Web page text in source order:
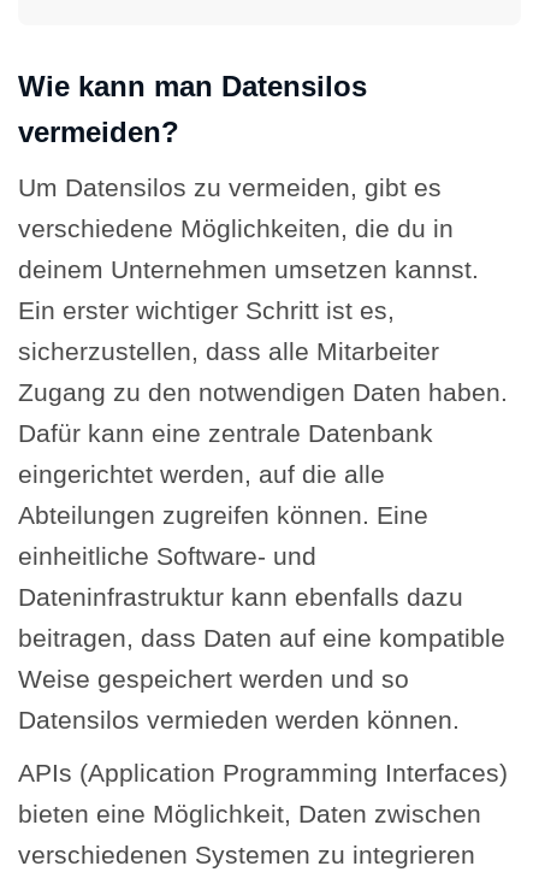
Wie kann man Datensilos
vermeiden?
Um Datensilos zu vermeiden, gibt es
verschiedene Möglichkeiten, die du in
deinem Unternehmen umsetzen kannst.
Ein erster wichtiger Schritt ist es,
sicherzustellen, dass alle Mitarbeiter
Zugang zu den notwendigen Daten haben.
Dafür kann eine zentrale Datenbank
eingerichtet werden, auf die alle
Abteilungen zugreifen können. Eine
einheitliche Software- und
Dateninfrastruktur kann ebenfalls dazu
beitragen, dass Daten auf eine kompatible
Weise gespeichert werden und so
Datensilos vermieden werden können.
APIs (Application Programming Interfaces)
bieten eine Möglichkeit, Daten zwischen
verschiedenen Systemen zu integrieren